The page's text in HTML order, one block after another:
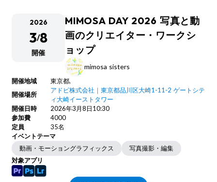
2026
3/8
開催
MIMOSA DAY 2026 写真と動
画のクリエイター・ワークシ
ョップ
mimosa sisters
開催地域
東京都,
開催場所
アドビ株式会社｜東京都品川区大崎1-11-2 ゲートシテ
ィ大崎イーストタワー
開催日時
2026年3月8日10:30
参加費
4000
定員
35名
イベントテーマ
動画・モーショングラフィックス
写真撮影・編集
対象アプリ